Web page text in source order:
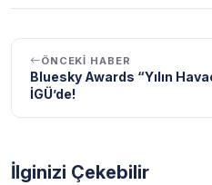
ÖNCEKI HABER
Bluesky Awards “Yılın
İGÜ’de!
İlginizi Çekebilir